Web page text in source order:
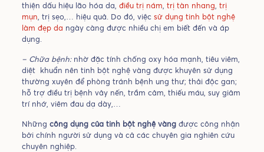
thiện dấu hiệu lão hóa da, điều trị nám, trị tàn nhang, trị
mụn, trị sẹo,… hiệu quả. Do đó, việc sử dụng tinh bột nghệ
làm đẹp da ngày càng được nhiều chị em biết đến và áp
dụng.
– Chữa bệnh:nhờ đặc tính chống oxy hóa mạnh, tiêu viêm,
diệt khuẩn nên tinh bột nghệ vàng được khuyên sử dụng
thường xuyên để phòng tránh bệnh ung thư; thải độc gan;
hỗ trợ điều trị bệnh vảy nến, trầm cảm, thiếu máu, suy giảm
trí nhớ, viêm đau dạ dày,…
Những công dụng của tinh bột nghệ vàngđược công nhận
bởi chính người sử dụng và cả các chuyên gia nghiên cứu
chuyên nghiệp.